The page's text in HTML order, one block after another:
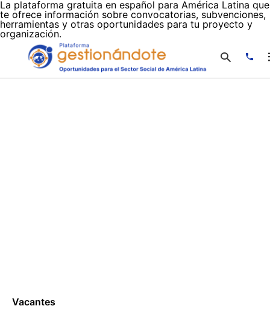
La plataforma gratuita en español para América Latina que
te ofrece información sobre convocatorias, subvenciones,
herramientas y otras oportunidades para tu proyecto y
organización.
Vacantes